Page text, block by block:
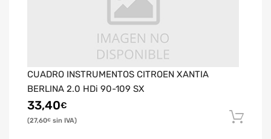
CUADRO INSTRUMENTOS CITROEN XANTIA
BERLINA 2.0 HDi 90-109 SX
33,40€
27,60€